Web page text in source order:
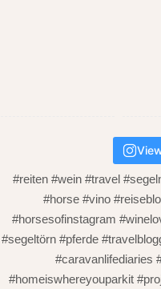
#reiten #wein #travel
#horse #vino
#horsesofinstagram
#segeltörn #pferde
#caravanlifediaries
#homeiswhereyouparkit